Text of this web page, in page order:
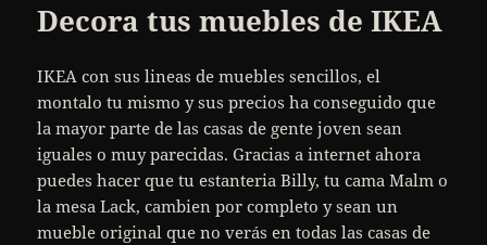
Decora tus muebles de IKEA
IKEA con sus lineas de muebles sencillos, el
montalo tu mismo y sus precios ha conseguido que
la mayor parte de las casas de gente joven sean
iguales o muy parecidas. Gracias a internet ahora
puedes hacer que tu estanteria Billy, tu cama Malm o
la mesa Lack, cambien por completo y sean un
mueble original que no verás en todas las casas de